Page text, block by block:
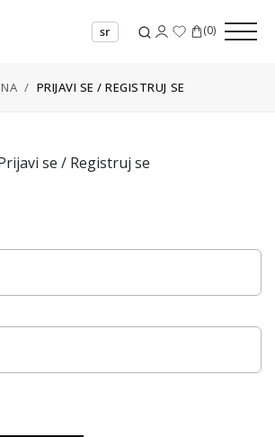
sr (0)
PRIJAVI SE / REGISTRUJ SE
se / Registruj se